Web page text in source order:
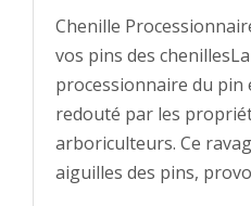
Chenille
vos pins des
processionnaire du pin
redouté par les
arboriculteurs. Ce
aiguilles des pins,